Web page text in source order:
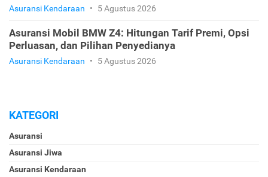
Asuransi Kendaraan • 5 Agustus 2026
Asuransi Mobil BMW Z4: Hitungan Tarif Premi, Opsi
Perluasan, dan Pilihan Penyedianya
Asuransi Kendaraan • 5 Agustus 2026
KATEGORI
Asuransi
Asuransi Jiwa
Asuransi Kendaraan